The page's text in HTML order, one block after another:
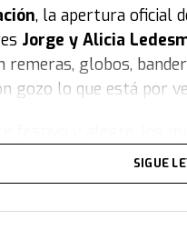
, la apertura oficial
Jorge y Alicia
globos,
gozo lo que está por
evento, el público
la vida de las
con gorra y
SIGUE